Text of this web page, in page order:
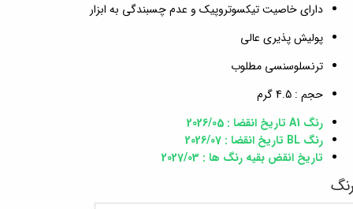
دارای خاصیت تیکسوتروپیک و عدم چسبندگی به ابزار
پولیش پذیری عالی
ترنسلوسنسی مطلوب
حجم : 4.5 گرم
رنگ A1 تاریخ انقضا : 2026/05
رنگ BL تاریخ انقضا : 2026/07
تاریخ انقض بقیه رنگ ها : 2027/03